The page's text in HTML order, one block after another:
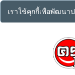
เราใช้คุกกี้เพื่อพัฒนา